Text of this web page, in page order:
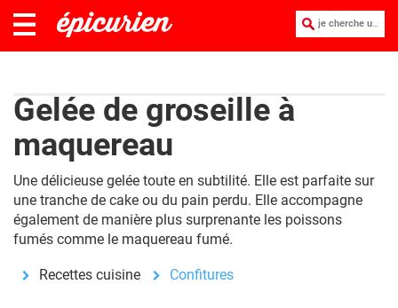
je cherche une recette :
Gelée de groseille à
maquereau
Une délicieuse gelée toute en subtilité. Elle est parfaite sur
une tranche de cake ou du pain perdu. Elle accompagne
également de manière plus surprenante les poissons
fumés comme le maquereau fumé.
Recettes cuisine Confitures